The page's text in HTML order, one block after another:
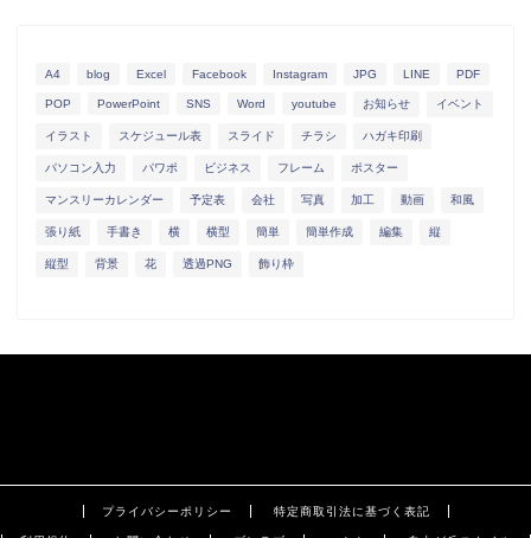
A4 blog Excel Facebook Instagram JPG LINE PDF
POP PowerPoint SNS Word youtube お知らせ イベント
イラスト スケジュール表 スライド チラシ ハガキ印刷
パソコン入力 パワポ ビジネス フレーム ポスター
マンスリーカレンダー 予定表 会社 写真 加工 動画 和風
張り紙 手書き 横 横型 簡単 簡単作成 編集 縦
縦型 背景 花 透過PNG 飾り枠
プライバシーポリシー 特定商取引法に基づく表記